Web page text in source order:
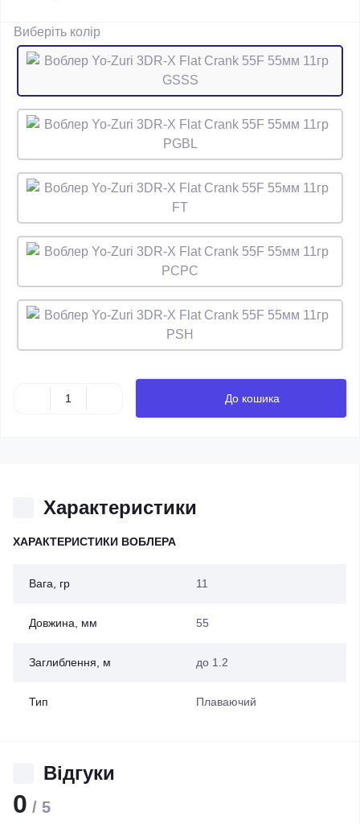
Виберіть колір
До кошика
Характеристики
ХАРАКТЕРИСТИКИ ВОБЛЕРА
Вага, гр 11
Довжина, мм 55
Заглиблення, м до 1.2
Тип Плаваючий
Відгуки
0 / 5